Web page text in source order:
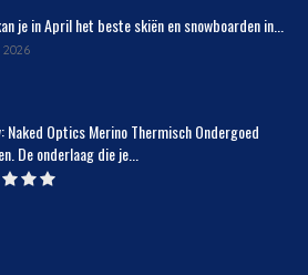
je in April het beste skiën en snowboarden in...
Naked Optics Merino Thermisch Ondergoed
De onderlaag die je...